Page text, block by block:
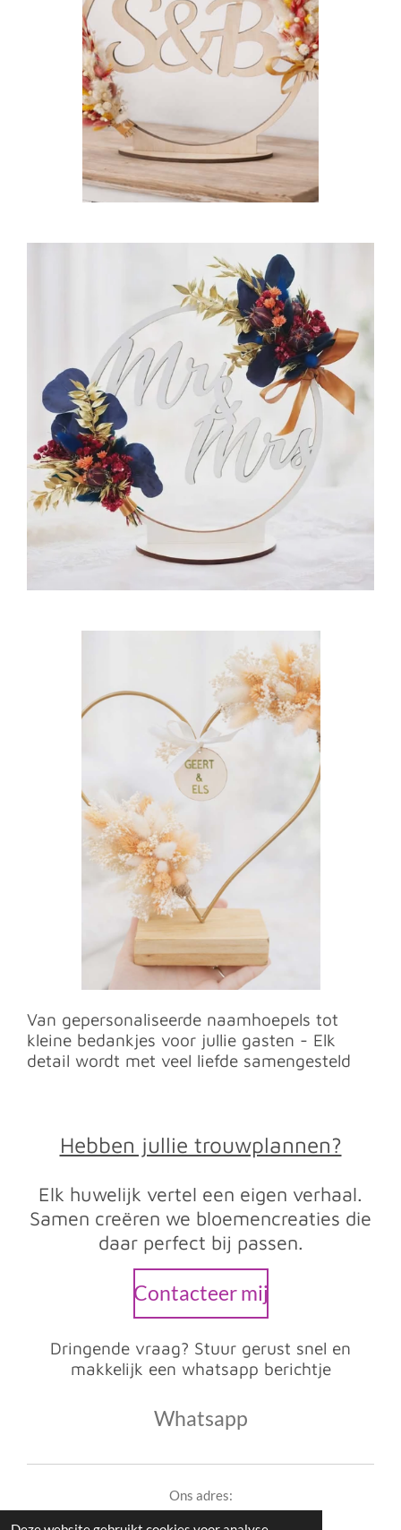
Van gepersonaliseerde naamhoepels tot
kleine bedankjes voor jullie gasten - Elk
detail wordt met veel liefde samengesteld
Hebben jullie trouwplannen?
Elk huwelijk vertel een eigen verhaal.
Samen creëren we bloemencreaties die
daar perfect bij passen.
Contacteer mij
Dringende vraag? Stuur gerust snel en
makkelijk een whatsapp berichtje
Whatsapp
Ons adres: